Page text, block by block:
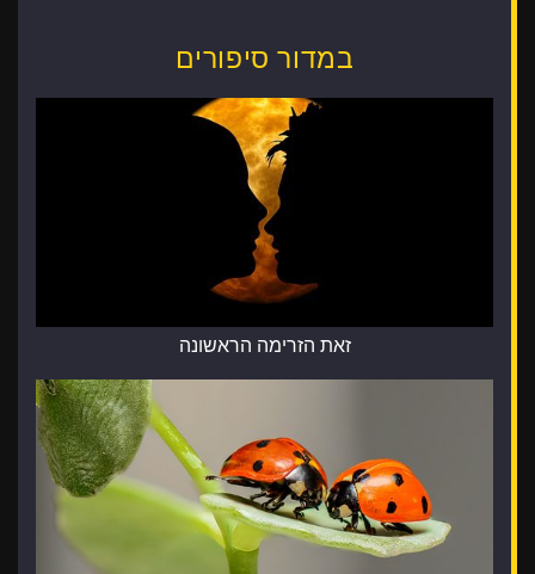
במדור סיפורים
זאת הזרימה הראשונה